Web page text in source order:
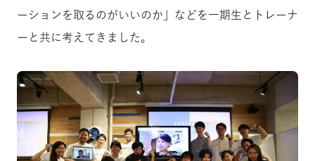
ーションを取るのがいいのか」などを一期生とトレーナ
ーと共に考えてきました。